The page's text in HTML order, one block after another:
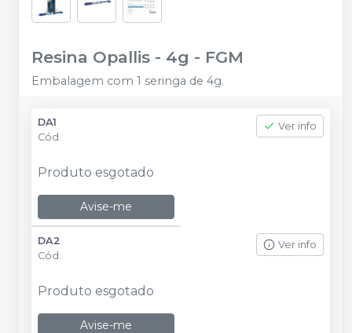
Resina Opallis - 4g - FGM
Embalagem com 1 seringa de 4g.
DA1
Cód.
Ver info
Produto esgotado
Avise-me
DA2
Cód.
Ver info
Produto esgotado
Avise-me